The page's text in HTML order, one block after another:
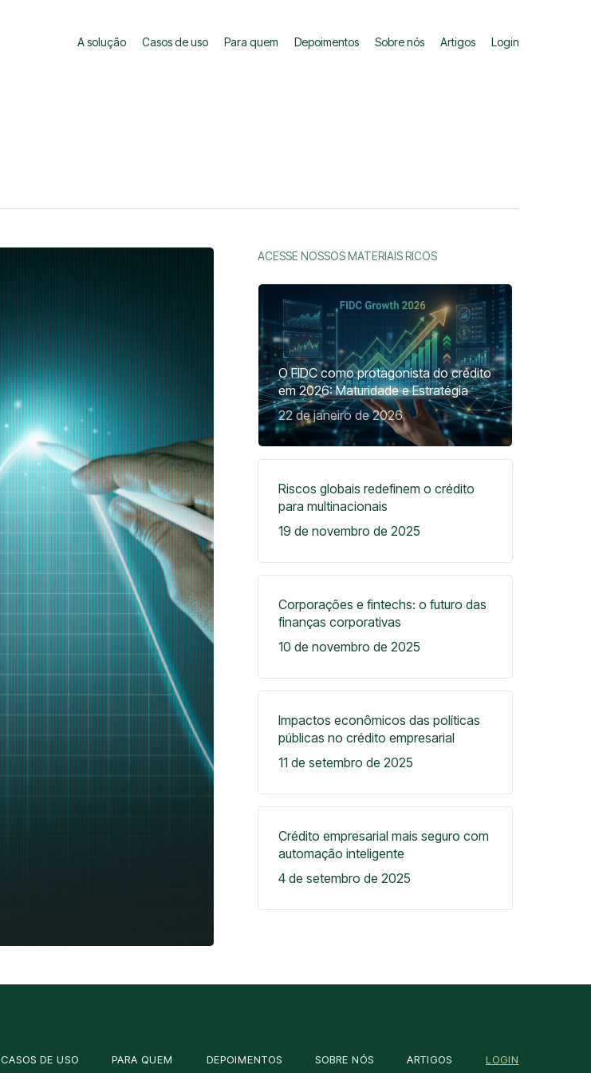
A solução Casos de uso Para quem Depoimentos Sobre nós Artigos Login
ACESSE NOSSOS MATERIAIS RICOS
O FIDC como protagonista do crédito
em 2026: Maturidade e Estratégia
22 de janeiro de 2026
Riscos globais redefinem o crédito
para multinacionais
19 de novembro de 2025
Corporações e fintechs: o futuro das
finanças corporativas
10 de novembro de 2025
Impactos econômicos das políticas
públicas no crédito empresarial
11 de setembro de 2025
Crédito empresarial mais seguro com
automação inteligente
4 de setembro de 2025
CASOS DE USO PARA QUEM DEPOIMENTOS SOBRE NÓS ARTIGOS LOGIN